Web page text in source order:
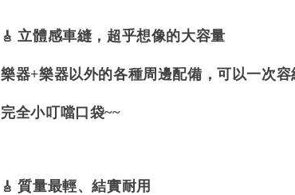
🎸 立體感車縫，超乎想像的大容量
樂器+樂器以外的各種周邊配備，可以一次容
完全小叮噹口袋~~
🎸質量最輕、結實耐用